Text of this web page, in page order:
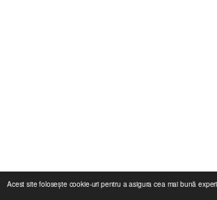
Acest site folosește cookie-uri pentru a asigura cea mai bună